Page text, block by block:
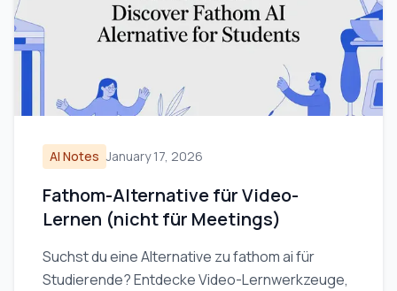
AI Notes January 17, 2026
Fathom-Alternative für Video-
Lernen (nicht für Meetings)
Suchst du eine Alternative zu fathom ai für
Studierende? Entdecke Video-Lernwerkzeuge,